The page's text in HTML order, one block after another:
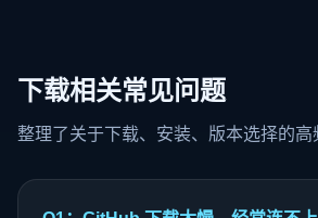
下载相关常见问题
整理了关于下载、安装、版本选择的高